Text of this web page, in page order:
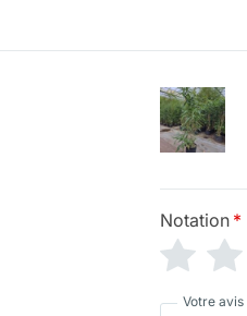
Notation *
Votre avis